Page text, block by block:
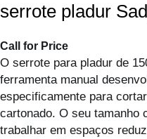
serrote pladur
Call for Price
O serrote para pladur de
ferramenta manual
especificamente para
cartonado. O seu tamanho
trabalhar em espaços